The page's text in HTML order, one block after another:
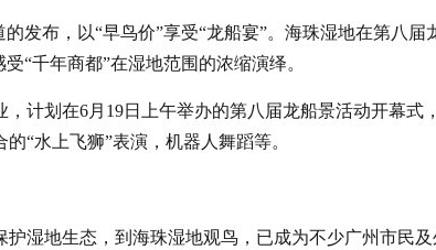
发布，以“早鸟价”享受“龙船宴”。海珠湿地在第八届
“千年商都”在湿地范围的浓缩演绎。
计划在6月19日上午举办的第八届龙船景活动开幕式
“水上飞狮”表演，机器人舞蹈等。
湿地生态，到海珠湿地观鸟，已成为不少广州市民